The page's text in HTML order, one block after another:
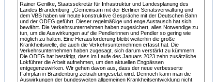
Rainer Genilke, Staatssekretär für Infrastruktur und Landesplanung des
Landes Brandenburg: „Gemeinsam mit der Berliner Senatsverwaltung und
dem VBB haben wir heute konstruktive Gespräche mit der Deutschen Bahn
und der ODEG geführt. Dieser regelmäßige und enge Austausch hat sich
bewährt. Die Verkehrsunternehmen haben zugesichert, alles Notwendige zu
tun, um die Auswirkungen auf die Pendlerinnen und Pendler so gering wie
möglich zu halten. Eine Herausforderung bleibt weiterhin die große
Krankheitswelle, die auch die Verkehrsunternehmen erfasst hat. Die
Verkehrsunternehmen haben zugesagt, sich darum verstärkt zu kümmern.
Die ODEG hat bestätigt, dass im Laufe des Januars 2023 zehn zusätzliche
Lokführer die Arbeit aufnehmen, um den aktuellen Engpässen
entgegenzuwirken. Wir gehen davon aus, dass der neue verbesserte
Fahrplan in Brandenburg zeitnah umgesetzt wird. Dennoch kann man die
Auswirkungen der bundesweiten allgemeinen Krankheitsentwicklung nicht